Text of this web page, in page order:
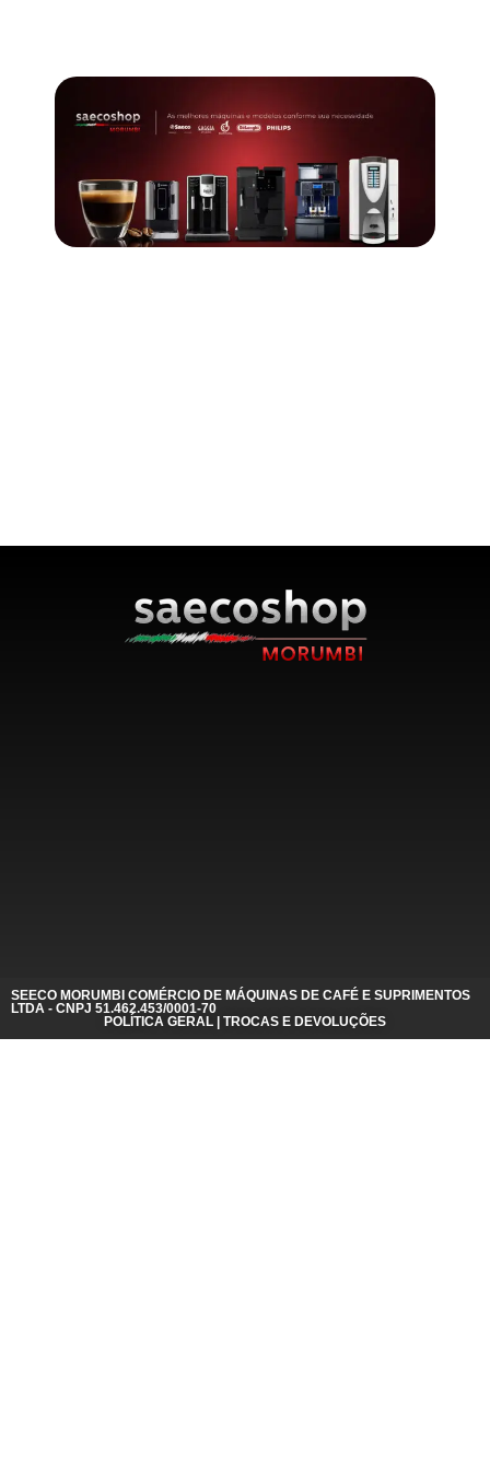
SEECO MORUMBI COMÉRCIO DE MÁQUINAS DE CAFÉ E SUPRIMENTOS
LTDA - CNPJ 51.462.453/0001-70
POLÍTICA GERAL | TROCAS E DEVOLUÇÕES